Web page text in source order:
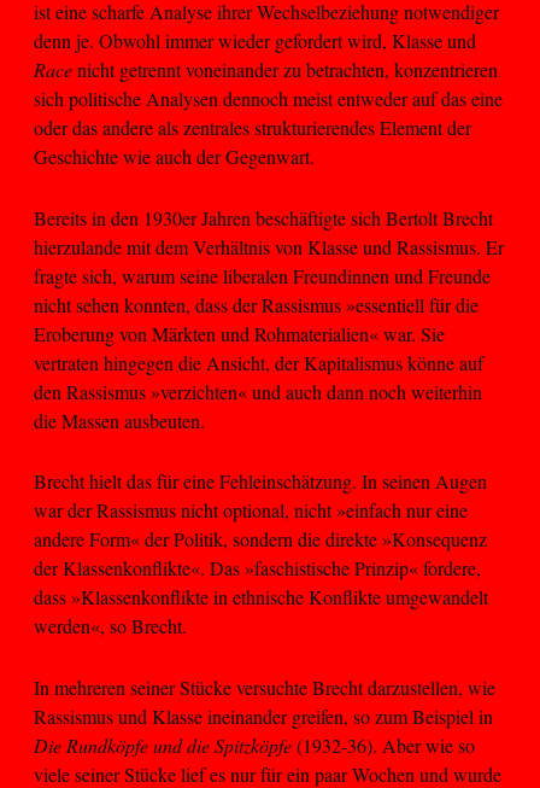
ist eine scharfe Analyse ihrer Wechselbeziehung notwendiger
denn je. Obwohl immer wieder gefordert wird, Klasse und
Racenicht getrennt voneinander zu betrachten, konzentrieren
sich politische Analysen dennoch meist entweder auf das eine
oder das andere als zentrales strukturierendes Element der
Geschichte wie auch der Gegenwart.
Bereits in den 1930er Jahren beschäftigte sich Bertolt Brecht
hierzulande mit dem Verhältnis von Klasse und Rassismus. Er
fragte sich, warum seine liberalen Freundinnen und Freunde
nicht sehen konnten, dass der Rassismus »essentiell für die
Eroberung von Märkten und Rohmaterialien« war. Sie
vertraten hingegen die Ansicht, der Kapitalismus könne auf
den Rassismus »verzichten« und auch dann noch weiterhin
die Massen ausbeuten.
Brecht hielt das für eine Fehleinschätzung. In seinen Augen
war der Rassismus nicht optional, nicht »einfach nur eine
andere Form« der Politik, sondern die direkte »Konsequenz
der Klassenkonflikte«. Das »faschistische Prinzip« fordere,
dass »Klassenkonflikte in ethnische Konflikte umgewandelt
werden«, so Brecht.
In mehreren seiner Stücke versuchte Brecht darzustellen, wie
Rassismus und Klasse ineinander greifen, so zum Beispiel in
Die Rundköpfe und die Spitzköpfe(1932-36). Aber wie so
viele seiner Stücke lief es nur für ein paar Wochen und wurde